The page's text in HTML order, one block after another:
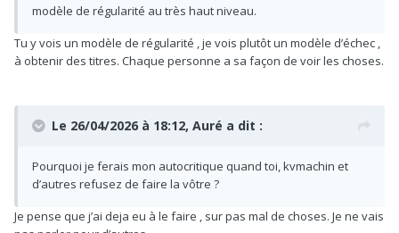
modèle de régularité au très haut niveau.
Tu y vois un modèle de régularité , je vois plutôt un modèle d’échec ,
à obtenir des titres. Chaque personne a sa façon de voir les choses.
Le 26/04/2026 à 18:12, Auré a dit :
Pourquoi je ferais mon autocritique quand toi, kvmachin et
d’autres refusez de faire la vôtre ?
Je pense que j’ai deja eu à le faire , sur pas mal de choses. Je ne vais